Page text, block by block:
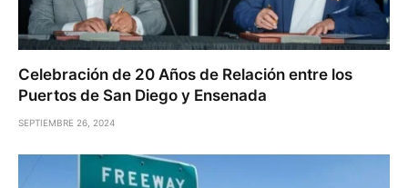
Celebración de 20 Años de Relación entre los
Puertos de San Diego y Ensenada
SEPTIEMBRE 26, 2024